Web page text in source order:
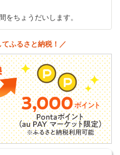
をちょうだいします。
ふるさと納税！／